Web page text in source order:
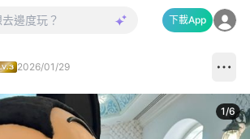
下載App
2026/01/29
1/6